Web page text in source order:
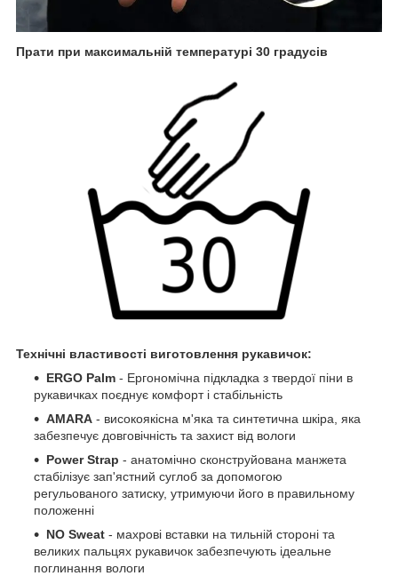
Прати при максимальній температурі 30 градусів
Технічні властивості виготовлення рукавичок:
ERGO Palm - Ергономічна підкладка з твердої піни в
рукавичках поєднує комфорт і стабільність
AMARA - високоякісна м'яка та синтетична шкіра, яка
забезпечує довговічність та захист від вологи
Power Strap - анатомічно сконструйована манжета
стабілізує зап'ястний суглоб за допомогою
регульованого затиску, утримуючи його в правильному
положенні
NO Sweat - махрові вставки на тильній стороні та
великих пальцях рукавичок забезпечують ідеальне
поглинання вологи